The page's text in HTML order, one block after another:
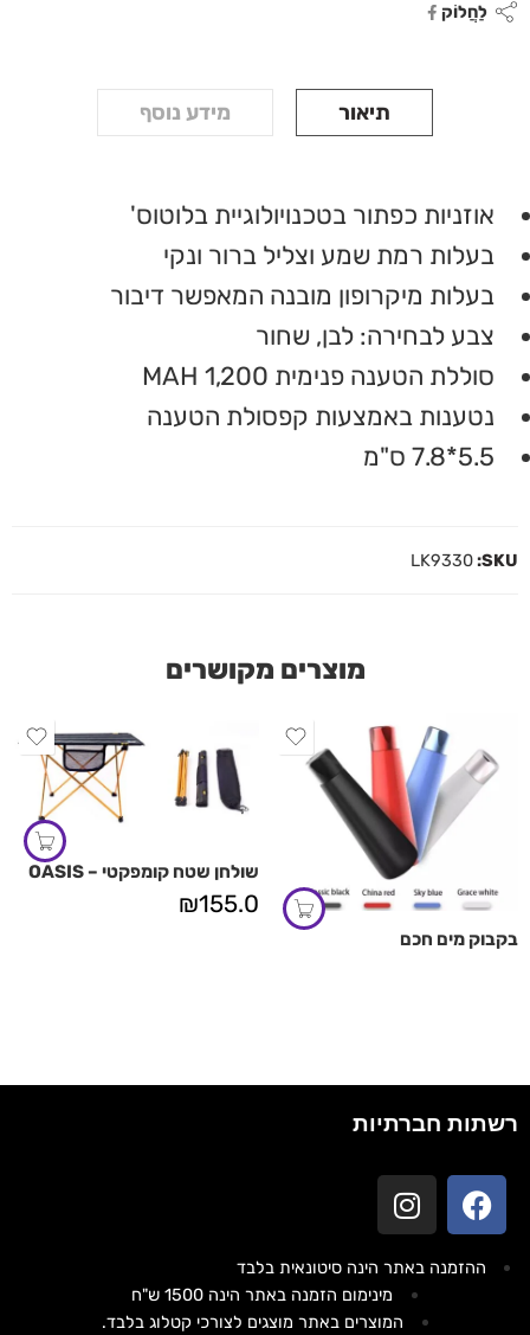
לַחֲלוֹק
תיאור מידע נוסף
אוזניות כפתור בטכנויולוגיית בלוטוס'
בעלות רמת שמע וצליל ברור ונקי
בעלות מיקרופון מובנה המאפשר דיבור
צבע לבחירה: לבן, שחור
סוללת הטענה פנימית 1,200 MAH
נטענות באמצעות קפסולת הטענה
5.5*7.8 ס"מ
SKU:
LK9330
מוצרים מקושרים
בקבוק מים חכם
שולחן שטח קומפקטי – OASIS
₪155.0
רשתות חברתיות
ההזמנה באתר הינה סיטונאית בלבד
מינימום הזמנה באתר הינה 1500 ש"ח
המוצרים באתר מוצגים לצורכי קטלוג בלבד.